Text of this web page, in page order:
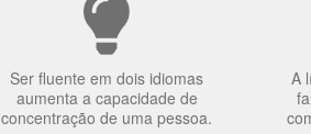
Ser fluente em dois idiomas
aumenta a capacidade de
concentração de uma pessoa.
A